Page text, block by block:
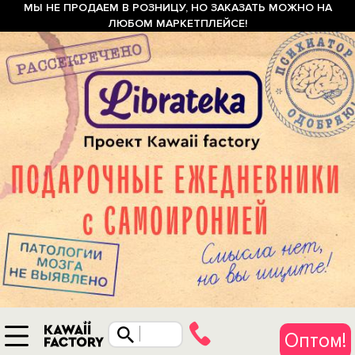
МЫ НЕ ПРОДАЕМ В РОЗНИЦУ, НО ЗАКАЗАТЬ МОЖНО НА
ЛЮБОМ МАРКЕТПЛЕЙСЕ!
Оптом!